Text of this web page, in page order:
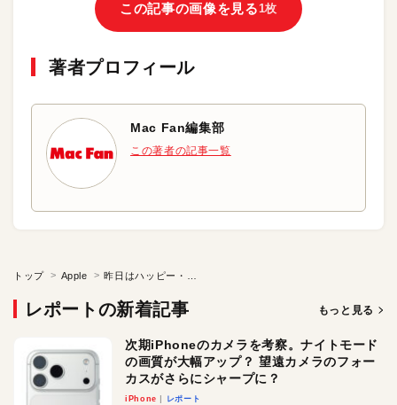
この記事の画像を見る1枚
著者プロフィール
Mac Fan編集部
この著者の記事一覧
トップ Apple
レポートの新着記事 もっと見る
次期iPhoneのカメラを考察。ナイトモード
の画質が大幅アップ？ 望遠カメラのフォー
カスがさらにシャープに？
iPhone レポート